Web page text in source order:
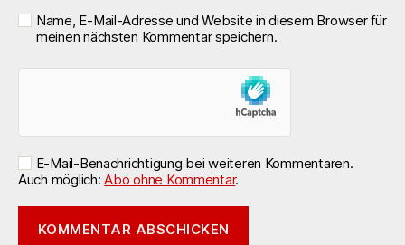
Name, E-Mail-Adresse und Website in diesem Browser für
meinen nächsten Kommentar speichern.
E-Mail-Benachrichtigung bei weiteren Kommentaren.
Auch möglich:Abo ohne Kommentar.